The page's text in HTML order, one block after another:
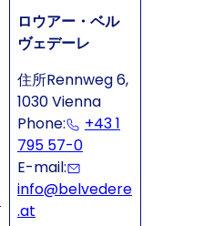
ロウアー・ベル
ヴェデーレ
住所Rennweg 6,
1030 Vienna
Phone:
+43 1
795 57-0
E-mail:
info@belvedere
.at